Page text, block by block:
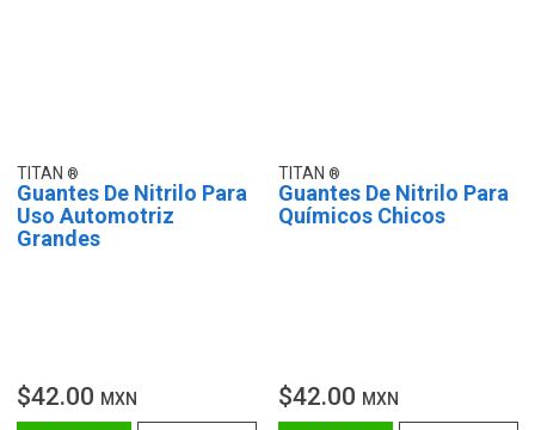
TITAN
Guantes De Nitrilo Para
Uso Automotriz
Grandes
$42.00 MXN
TITAN
Guantes De Nitrilo Para
Químicos Chicos
$42.00 MXN